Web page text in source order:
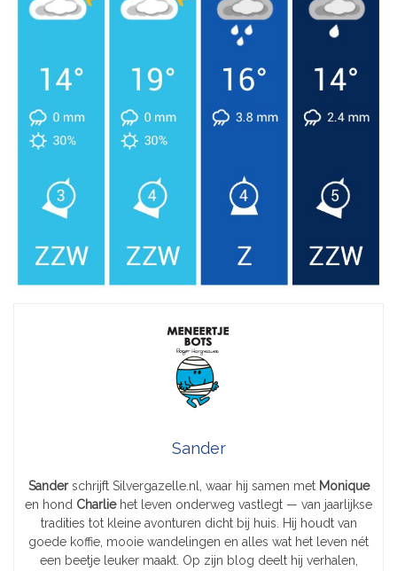
Sander
Sanderschrijft Silvergazelle.nl, waar hij samen met Monique
en hond Charliehet leven onderweg vastlegt — van jaarlijkse
tradities tot kleine avonturen dicht bij huis. Hij houdt van
goede koffie, mooie wandelingen en alles wat het leven nét
een beetje leuker maakt. Op zijn blog deelt hij verhalen,